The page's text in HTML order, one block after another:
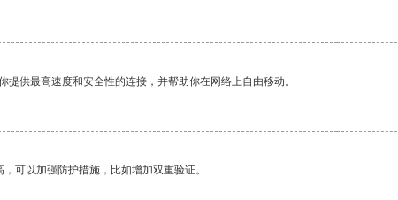
提供最高速度和安全性的连接，并帮助你在网络上自由移动。
可以加强防护措施，比如增加双重验证。